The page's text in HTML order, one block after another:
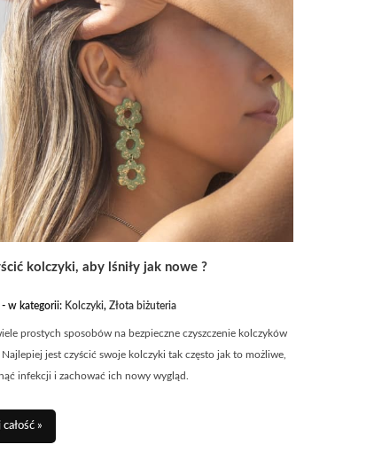
kolczyki, aby lśniły jak nowe ?
- w kategorii: Kolczyki,Złota biżuteria
prostych sposobów na bezpieczne czyszczenie kolczyków
jest czyścić swoje kolczyki tak często jak to możliwe,
infekcji i zachować ich nowy wygląd.
»